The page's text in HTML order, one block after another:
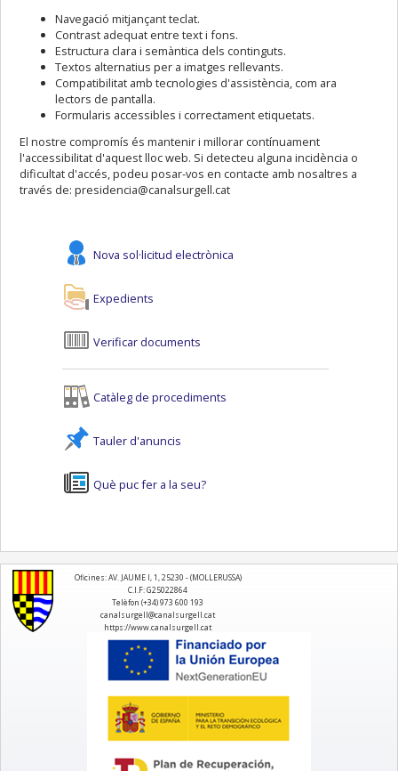
Navegació mitjançant teclat.
Contrast adequat entre text i fons.
Estructura clara i semàntica dels continguts.
Textos alternatius per a imatges rellevants.
Compatibilitat amb tecnologies d'assistència, com ara
lectors de pantalla.
Formularis accessibles i correctament etiquetats.
El nostre compromís és mantenir i millorar contínuament
l'accessibilitat d'aquest lloc web. Si detecteu alguna incidència o
dificultat d'accés, podeu posar-vos en contacte amb nosaltres a
través de: presidencia@canalsurgell.cat
Nova sol·licitud electrònica
Expedients
Verificar documents
Catàleg de procediments
Tauler d'anuncis
Què puc fer a la seu?
logo
Oficines: AV. JAUME I, 1, 25230 - (MOLLERUSSA)
C.I.F: G25022864
Telèfon (+34) 973 600 193
canalsurgell@canalsurgell.cat
https://www.canalsurgell.cat